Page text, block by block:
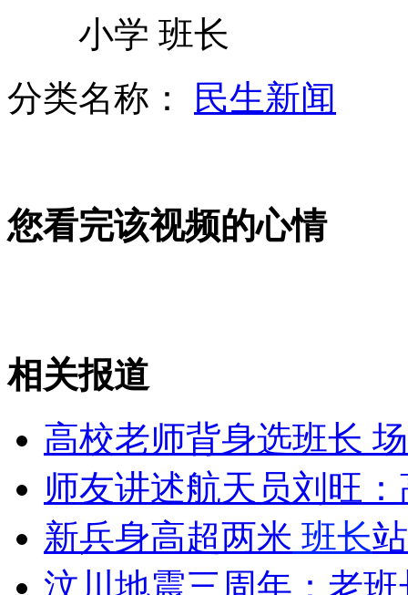
日本石垣滨崎港巡逻船悉数回港
云南彝良举行地震遇难同胞悼念活动
山西运城恶犬咬伤多人 警民合力深夜将其击毙
女孩北京地铁殴打老人 痛下狠手拳打脚踢
小学 班长
分类名称：
民生新闻
您看完该视频的心情
相关报道
高校老师背身选班长
师友讲述航天员刘旺
新兵身高超两米 班长
汶川地震三周年：老